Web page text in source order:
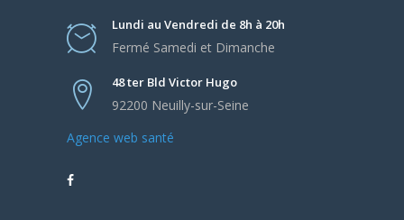
Lundi au Vendredi de 8h à 20h
Fermé Samedi et Dimanche
48 ter Bld Victor Hugo
92200 Neuilly-sur-Seine
Agence web santé